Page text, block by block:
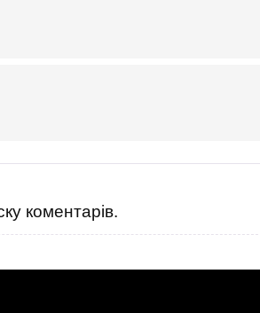
коментарів.